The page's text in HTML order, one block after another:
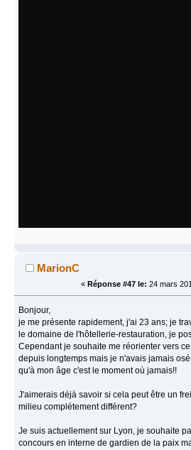
MarionC
« Réponse #47 le: 24 mars
Bonjour,
je me présente rapidement, j'ai 23 ans; je
le domaine de l'hôtellerie-restauration, je
Cependant je souhaite me réorienter vers
depuis longtemps mais je n'avais jamais
qu'à mon âge c'est le moment où jamais!!
J'aimerais déjà savoir si cela peut être un
milieu complétement différent?
Je suis actuellement sur Lyon, je souhaite
concours en interne de gardien de la paix